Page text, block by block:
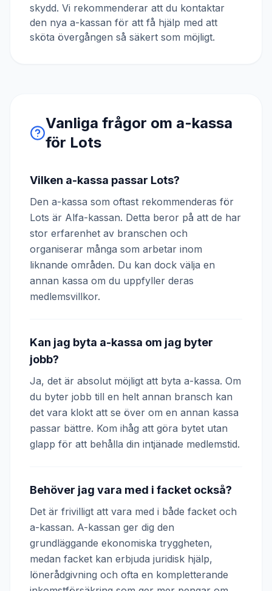
skydd. Vi rekommenderar att du kontaktar
den nya a-kassan för att få hjälp med att
sköta övergången så säkert som möjligt.
Vanliga frågor om a-kassa
för Lots
Vilken a-kassa passar Lots?
Den a-kassa som oftast rekommenderas för
Lots är Alfa-kassan. Detta beror på att de har
stor erfarenhet av branschen och
organiserar många som arbetar inom
liknande områden. Du kan dock välja en
annan kassa om du uppfyller deras
medlemsvillkor.
Kan jag byta a-kassa om jag byter
jobb?
Ja, det är absolut möjligt att byta a-kassa. Om
du byter jobb till en helt annan bransch kan
det vara klokt att se över om en annan kassa
passar bättre. Kom ihåg att göra bytet utan
glapp för att behålla din intjänade medlemstid.
Behöver jag vara med i facket också?
Det är frivilligt att vara med i både facket och
a-kassan. A-kassan ger dig den
grundläggande ekonomiska tryggheten,
medan facket kan erbjuda juridisk hjälp,
lönerådgivning och ofta en kompletterande